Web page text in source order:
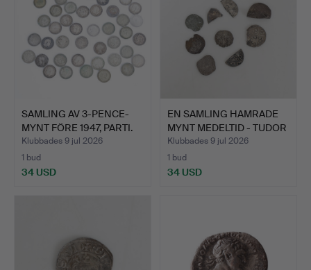
SAMLING AV 3-PENCE-
MYNT FÖRE 1947, PARTI.
Klubbades 9 jul 2026
1 bud
34 USD
EN SAMLING HAMRADE
MYNT MEDELTID - TUDOR
(…
Klubbades 9 jul 2026
1 bud
34 USD